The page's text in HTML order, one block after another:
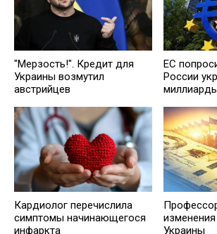
"Мерзость!". Кредит для
Украины возмутил
австрийцев
ЕС
России
Кардиолог перечислила
симптомы начинающегося
инфаркта
Украины